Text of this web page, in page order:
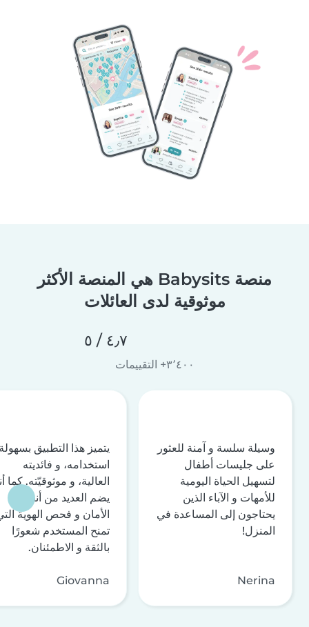
منصة Babysits هي المنصة الأكثر
موثوقية لدى العائلات
٤٫٧ / ٥
٣٬٤٠٠+ التقييمات
وسيلة سلسة و آمنة للعثور
على جليسات أطفال
لتسهيل الحياة اليومية
للأمهات و الآباء الذين
يحتاجون إلى المساعدة في
المنزل!
Nerina
يتميز هذا التطبيق
استخدامه، و فائديته
العالية، و موثوقيّته. كما
يضم العديد من أنظمة
الأمان و فحص الهوية
تمنح المستخدم شعورًا
بالثقة و الاطمئنان.
Giovanna